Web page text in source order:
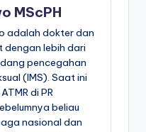
MScPH
adalah dokter dan
dengan lebih dari
pencegahan
(IMS). Saat ini
di PR
beliau
nasional dan